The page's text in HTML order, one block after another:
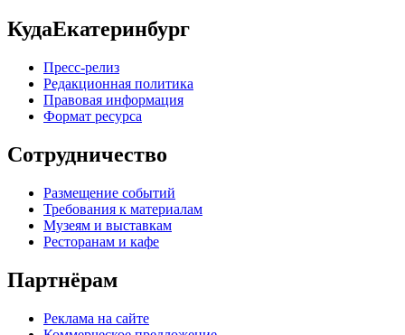
КудаЕкатеринбург
Пресс-релиз
Редакционная политика
Правовая информация
Формат ресурса
Сотрудничество
Размещение событий
Требования к материалам
Музеям и выставкам
Ресторанам и кафе
Партнёрам
Реклама на сайте